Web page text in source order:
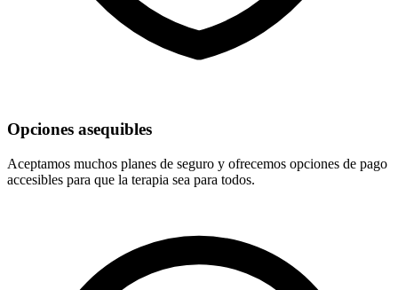
Opciones asequibles
Aceptamos muchos planes de seguro y ofrecemos opciones de pago
accesibles para que la terapia sea para todos.